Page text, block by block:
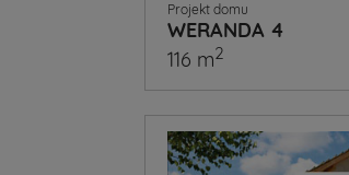
Projekt domu
WERANDA 4
116 m2